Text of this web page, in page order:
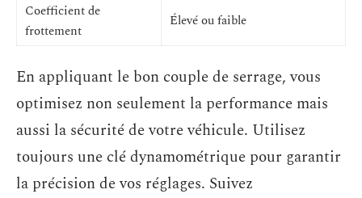
Coefficient de
frottement
Élevé ou faible
En appliquant le bon couple de serrage, vous
optimisez non seulement la performance mais
aussi la sécurité de votre véhicule. Utilisez
toujours une clé dynamométrique pour garantir
la précision de vos réglages. Suivez